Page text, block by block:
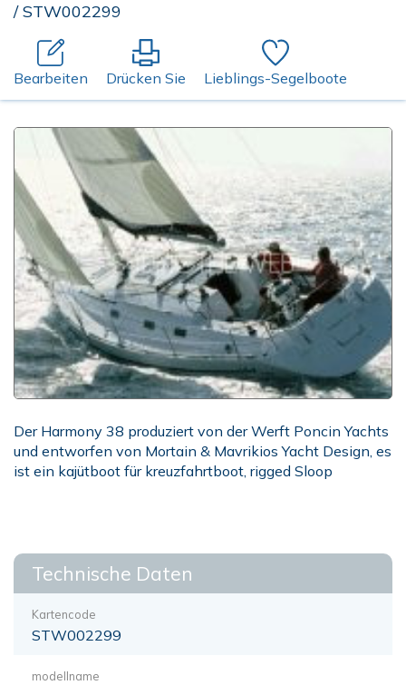
/ STW002299
Bearbeiten Drücken Sie Lieblings-Segelboote
Der Harmony 38 produziert von der Werft Poncin Yachts
und entworfen von Mortain & Mavrikios Yacht Design, es
ist ein kajütboot für kreuzfahrtboot, rigged Sloop
Technische Daten
Kartencode
STW002299
modellname